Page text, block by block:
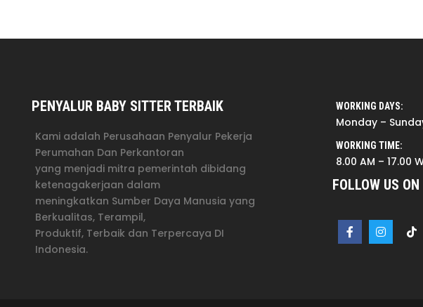
PENYALUR BABY SITTER TERBAIK
Kami adalah Perusahaan Penyalur Pekerja
Perumahan Dan Perkantoran
yang menjadi mitra pemerintah dibidang
ketenagakerjaan dalam
meningkatkan Sumber Daya Manusia yang
Berkualitas, Terampil,
Produktif, Terbaik dan Terpercaya DI
Indonesia.
WORKING DAYS:
Monday –
WORKING TIME:
8.00 AM – 17.00
FOLLOW US ON